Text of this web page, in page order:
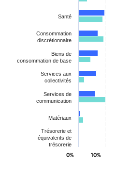
Santé
Consommation
discrétionnaire
Biens de
consommation de base
Services aux
collectivités
Services de
communication
Matériaux
Trésorerie et
équivalents de
trésorerie
0% 10%